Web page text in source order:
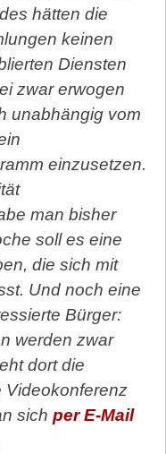
hätten die
keinen
Diensten
zwar erwogen
unabhängig vom
einzusetzen.
man bisher
soll es eine
die sich mit
Und noch eine
Bürger:
werden zwar
dort die
Videokonferenz
sich per E-Mail